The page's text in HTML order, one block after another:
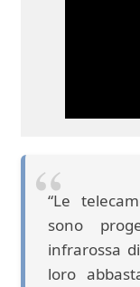
“Le
sono
infrarossa
loro